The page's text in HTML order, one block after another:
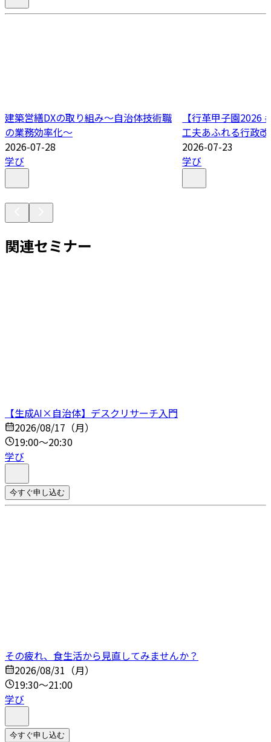
建築営繕DXの取り組み～自治体技術職
の業務効率化～
2026-07-28
学び
【行革甲子園2026
工夫あふれる行政
2026-07-23
学び
関連セミナー
【生成AI×自治体】デスクリサーチ入門
2026/08/17（月）
19:00～20:30
学び
今すぐ申し込む
その疲れ、食生活から見直してみませんか？
2026/08/31（月）
19:30～21:00
学び
今すぐ申し込む